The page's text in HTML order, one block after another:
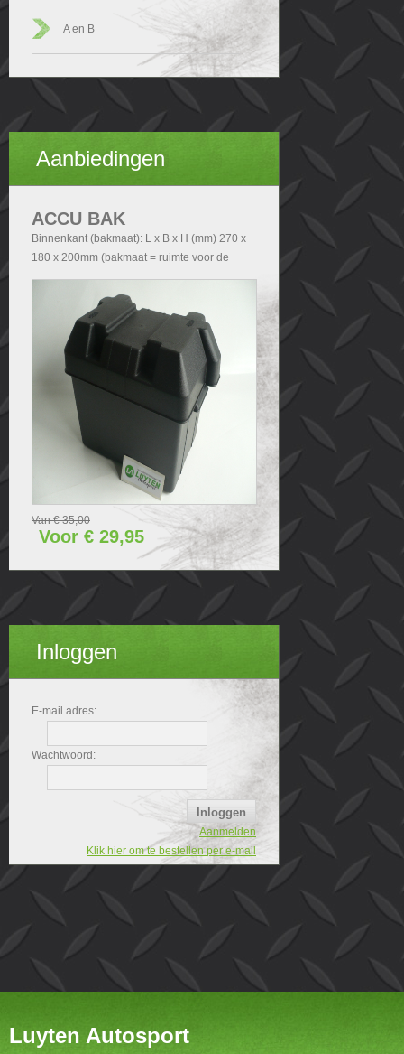
A en B
Aanbiedingen
ACCU BAK
Binnenkant (bakmaat): L x B x H (mm) 270 x
180 x 200mm (bakmaat = ruimte voor de
accu). Buitenkant (Totale afmetingen accubak
exclusief deksel): - Zonder handvatten L x B x
H (mm) 290x200x210 - Met handvatten L x B
x H (mm) 340x200x210. Buitenkant (Totale
afmetingen accubak inclusief deksel): L x B x
H (mm) 340x240x280.
Van € 35,00
Voor € 29,95
Inloggen
E-mail adres:
Wachtwoord:
Aanmelden
Klik hier om te bestellen per e-mail
Luyten Autosport